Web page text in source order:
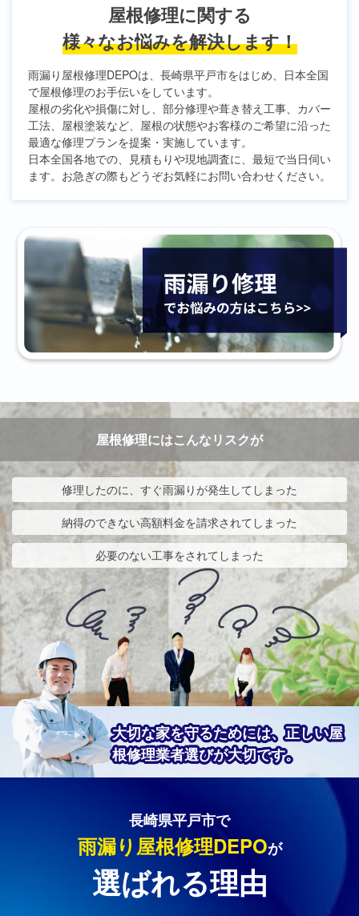
屋根修理に関する
様々なお悩みを解決します！
雨漏り屋根修理DEPOは、長崎県平戸市をはじめ、日本全国
で屋根修理のお手伝いをしています。
屋根の劣化や損傷に対し、部分修理や葺き替え工事、カバー
工法、屋根塗装など、屋根の状態やお客様のご希望に沿った
最適な修理プランを提案・実施しています。
日本全国各地での、見積もりや現地調査に、最短で当日伺い
ます。お急ぎの際もどうぞお気軽にお問い合わせください。
屋根修理にはこんなリスクが
修理したのに、すぐ雨漏りが発生してしまった
納得のできない高額料金を請求されてしまった
必要のない工事をされてしまった
大切な家を守るためには、正しい屋
根修理業者選びが大切です。
長崎県平戸市で
雨漏り屋根修理DEPOが
選ばれる理由